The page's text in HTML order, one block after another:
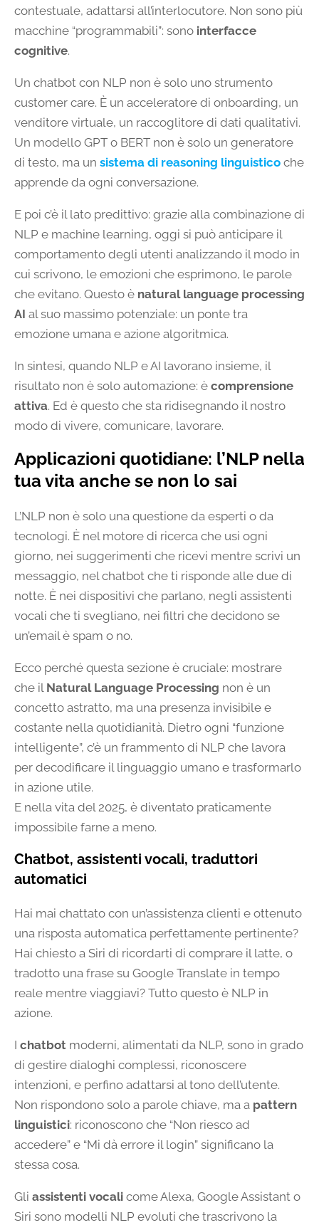
contestuale, adattarsi all’interlocutore. Non sono più
macchine “programmabili”: sono interfacce
cognitive.
Un chatbot con NLP non è solo uno strumento
customer care. È un acceleratore di onboarding, un
venditore virtuale, un raccoglitore di dati qualitativi.
Un modello GPT o BERT non è solo un generatore
di testo, ma un sistema di reasoning linguistico che
apprende da ogni conversazione.
E poi c’è il lato predittivo: grazie alla combinazione di
NLP e machine learning, oggi si può anticipare il
comportamento degli utenti analizzando il modo in
cui scrivono, le emozioni che esprimono, le parole
che evitano. Questo è natural language processing
AI al suo massimo potenziale: un ponte tra
emozione umana e azione algoritmica.
In sintesi, quando NLP e AI lavorano insieme, il
risultato non è solo automazione: è comprensione
attiva. Ed è questo che sta ridisegnando il nostro
modo di vivere, comunicare, lavorare.
Applicazioni quotidiane: l’NLP nella
tua vita anche se non lo sai
L’NLP non è solo una questione da esperti o da
tecnologi. È nel motore di ricerca che usi ogni
giorno, nei suggerimenti che ricevi mentre scrivi un
messaggio, nel chatbot che ti risponde alle due di
notte. È nei dispositivi che parlano, negli assistenti
vocali che ti svegliano, nei filtri che decidono se
un’email è spam o no.
Ecco perché questa sezione è cruciale: mostrare
che il Natural Language Processing non è un
concetto astratto, ma una presenza invisibile e
costante nella quotidianità. Dietro ogni “funzione
intelligente”, c’è un frammento di NLP che lavora
per decodificare il linguaggio umano e trasformarlo
in azione utile.
E nella vita del 2025, è diventato praticamente
impossibile farne a meno.
Chatbot, assistenti vocali, traduttori
automatici
Hai mai chattato con un’assistenza clienti e ottenuto
una risposta automatica perfettamente pertinente?
Hai chiesto a Siri di ricordarti di comprare il latte, o
tradotto una frase su Google Translate in tempo
reale mentre viaggiavi? Tutto questo è NLP in
azione.
I chatbot moderni, alimentati da NLP, sono in grado
di gestire dialoghi complessi, riconoscere
intenzioni, e perfino adattarsi al tono dell’utente.
Non rispondono solo a parole chiave, ma a pattern
linguistici: riconoscono che “Non riesco ad
accedere” e “Mi dà errore il login” significano la
stessa cosa.
Gli assistenti vocali come Alexa, Google Assistant o
Siri sono modelli NLP evoluti che trascrivono la